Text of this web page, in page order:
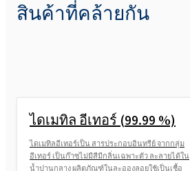
สินค้าที่คล้ายกัน
ไดเมทิล อีเทอร์ (99.99 %)
ไดเมทิลอีเทอร์เป็น สารประกอบอินทรีย์ จากกลุ่ม
อีเทอร์ เป็นก๊าซไม่มีสีมีกลิ่นเฉพาะตัว ละลายได้ใน
น้ำปานกลาง ผลิตภัณฑ์ในละอองลอยใช้เป็นเชื้อ